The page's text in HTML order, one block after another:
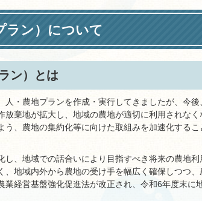
ラン）について
ン）とは
人・農地プランを作成・実行してきましたが、今
放棄地が拡大し、地域の農地が適切に利用されな
う、農地の集約化等に向けた取組みを加速化する
し、地域での話合いにより目指すべき将来の農地
、地域内外から農地の受け手を幅広く確保しつつ、
業経営基盤強化促進法が改正され、令和6年度末に